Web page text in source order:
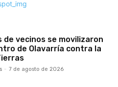
de vecinos se movilizaron
de Olavarría contra la
- 7 de agosto de 2026